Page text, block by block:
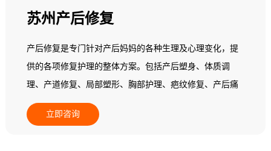
苏州产后修复
产后修复是专门针对产后妈妈的各种生理及心理变化，提
供的各项修复护理的整体方案。包括产后塑身、体质调
理、产道修复、局部塑形、胸部护理、疤纹修复、产后痛
经调理、产后益肾养护、产后暖宫养巢。
立即咨询